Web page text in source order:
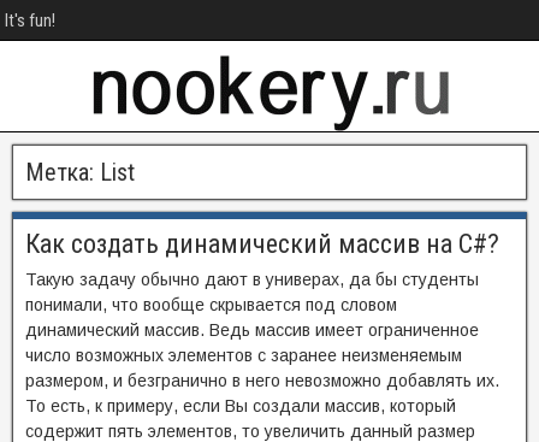
It's fun!
Метка: List
Как создать динамический массив на C#?
Такую задачу обычно дают в универах, да бы студенты
понимали, что вообще скрывается под словом
динамический массив. Ведь массив имеет ограниченное
число возможных элементов с заранее неизменяемым
размером, и безгранично в него невозможно добавлять их.
То есть, к примеру, если Вы создали массив, который
содержит пять элементов, то увеличить данный размер